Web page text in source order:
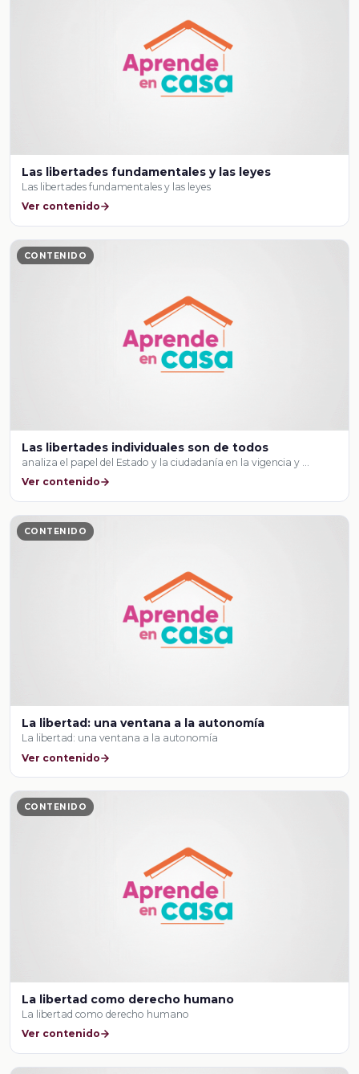
Las libertades fundamentales y las leyes
Las libertades fundamentales y las leyes
Ver contenido
CONTENIDO
Las libertades individuales son de todos
analiza el papel del Estado y la ciudadanía en la vigencia y …
Ver contenido
CONTENIDO
La libertad: una ventana a la autonomía
La libertad: una ventana a la autonomía
Ver contenido
CONTENIDO
La libertad como derecho humano
La libertad como derecho humano
Ver contenido